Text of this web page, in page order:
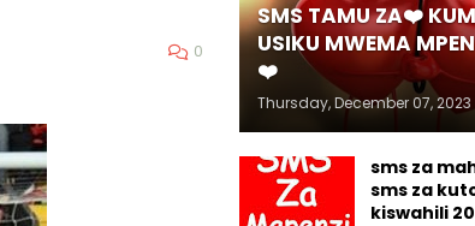
0
SMS TAMU ZA❤️
USIKU MWEMA
❤️
Thursday, December 07, 2023
sms za
sms za
kiswahili